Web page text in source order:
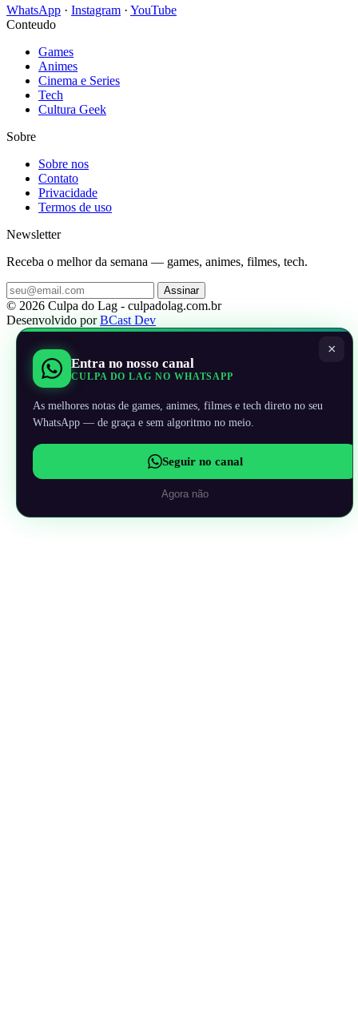
WhatsApp · Instagram · YouTube
Conteudo
Games
Animes
Cinema e Series
Tech
Cultura Geek
Sobre
Sobre nos
Contato
Privacidade
Termos de uso
Newsletter
Receba o melhor da semana — games, animes, filmes, tech.
Assinar
© 2026 Culpa do Lag - culpadolag.com.br
Desenvolvido porBCast Dev
×
Entra no nosso canal
CULPA DO LAG NO WHATSAPP
As melhores notas de games, animes, filmes e tech direto no seu
WhatsApp — de graça e sem algoritmo no meio.
Seguir no canal
Agora não